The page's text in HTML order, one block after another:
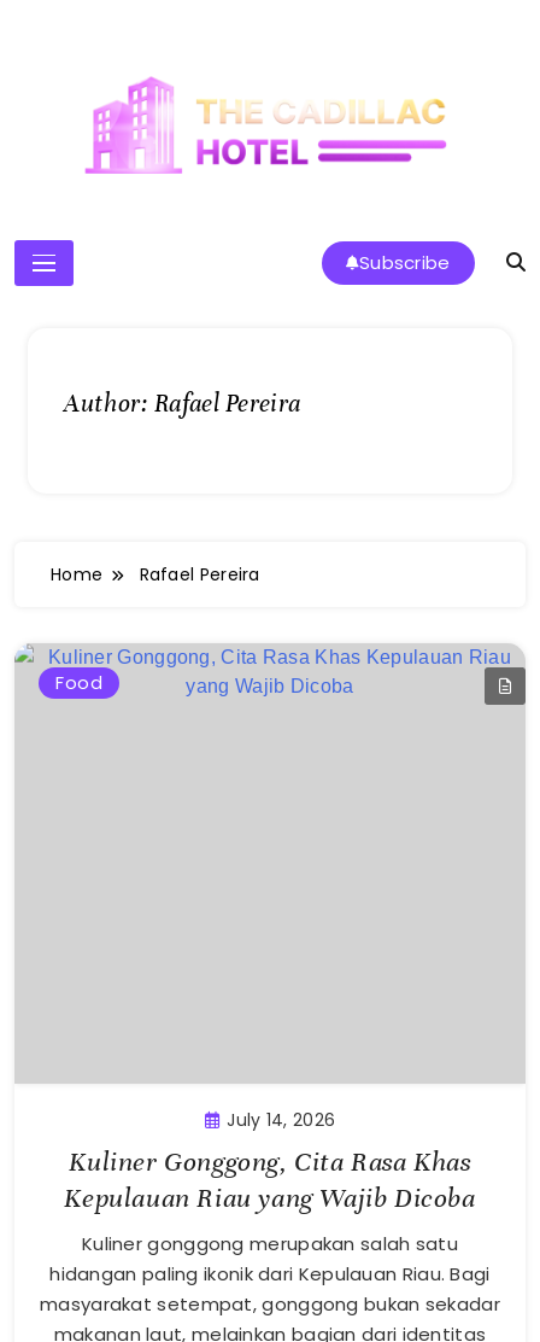
The Cadillac Hotel
Subscribe
Author:Rafael Pereira
Home Rafael Pereira
Food
July 14, 2026
Kuliner Gonggong, Cita Rasa Khas
Kepulauan Riau yang Wajib Dicoba
Kuliner gonggong merupakan salah satu
hidangan paling ikonik dari Kepulauan Riau. Bagi
masyarakat setempat, gonggong bukan sekadar
makanan laut, melainkan bagian dari identitas